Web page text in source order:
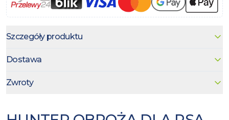
Szczegóły produktu
Dostawa
Zwroty